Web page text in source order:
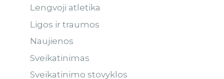
Lengvoji atletika
Ligos ir traumos
Naujienos
Sveikatinimas
Sveikatinimo stovyklos